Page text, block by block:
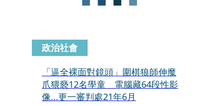
政治社會
「逼全裸面對鏡頭」圍棋狼師伸魔
爪猥褻12名學童 電腦藏64段性影
像...更一審判處21年6月